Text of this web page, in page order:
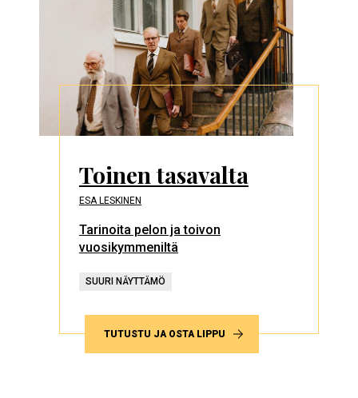
Toinen tasavalta
ESA LESKINEN
Tarinoita pelon ja toivon
vuosikymmeniltä
SUURI NÄYTTÄMÖ
TUTUSTU JA OSTA LIPPU